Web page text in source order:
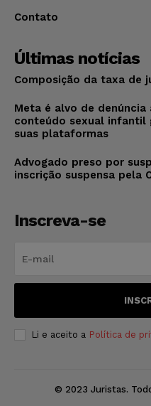
Contato
Últimas notícias
Composição da taxa de
Meta é alvo de denúncia
conteúdo sexual infantil
suas plataformas
Advogado preso por
inscrição suspensa pela
Inscreva-se
Li e aceito a Política de
© 2023 Juristas.